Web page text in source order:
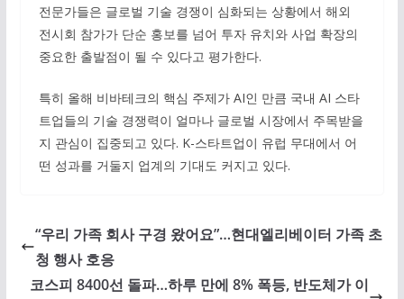
전문가들은 글로벌 기술 경쟁이 심화되는 상황에서 해외
전시회 참가가 단순 홍보를 넘어 투자 유치와 사업 확장의
중요한 출발점이 될 수 있다고 평가한다.
특히 올해 비바테크의 핵심 주제가 AI인 만큼 국내 AI 스타
트업들의 기술 경쟁력이 얼마나 글로벌 시장에서 주목받을
지 관심이 집중되고 있다. K-스타트업이 유럽 무대에서 어
떤 성과를 거둘지 업계의 기대도 커지고 있다.
“우리 가족 회사 구경 왔어요”…현대엘리베이터 가족 초
청 행사 호응
코스피 8400선 돌파…하루 만에 8% 폭등, 반도체가 이